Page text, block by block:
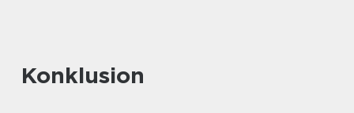
Konklusion